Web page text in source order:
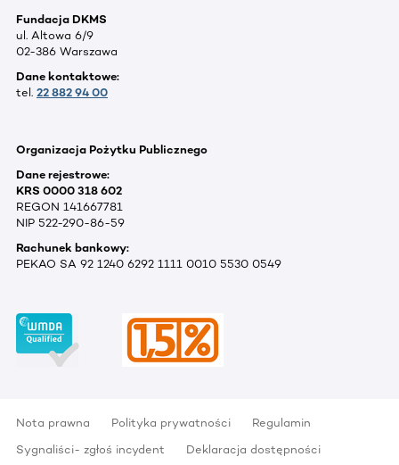
Fundacja DKMS
ul. Altowa 6/9
02-386 Warszawa
Dane kontaktowe:
tel. 22 882 94 00
Organizacja Pożytku Publicznego
Dane rejestrowe:
KRS 0000 318 602
REGON 141667781
NIP 522-290-86-59
Rachunek bankowy:
PEKAO SA 92 1240 6292 1111 0010 5530 0549
Nota prawna Polityka prywatności
Regulamin
Sygnaliści- zgłoś incydent
Deklaracja dostępności